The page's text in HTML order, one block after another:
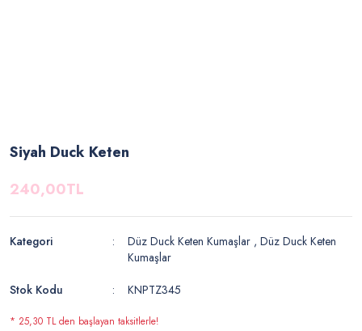
Siyah Duck Keten
240,00TL
Kategori Düz Duck Keten Kumaşlar ,Düz Duck Keten
Kumaşlar
Stok Kodu
KNPTZ345
* 25,30 TL den başlayan taksitlerle!